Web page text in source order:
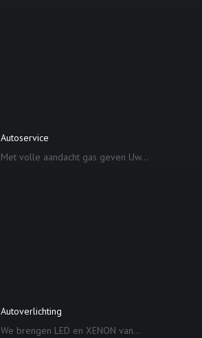
Autoservice
Met volle aandacht gas geven Uw...
Autoverlichting
We brengen LED en XENON van...